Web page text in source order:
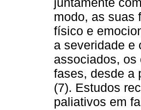
modo, as suas
físico e
a severidade e
associados, os
fases, desde a
(7). Estudos
paliativos em